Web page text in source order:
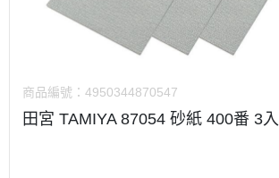
商品編號： 4950344870547
田宮 TAMIYA 87054 砂紙 400番 3入